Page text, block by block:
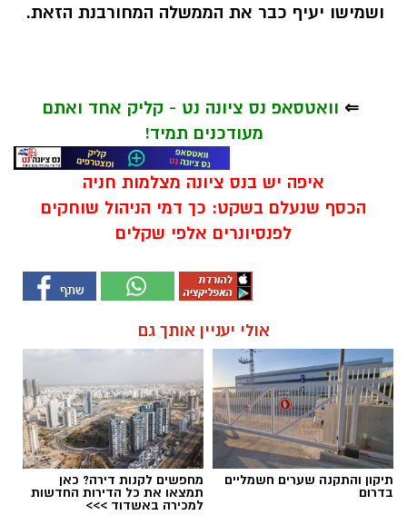
ושמישו יעיף כבר את הממשלה המחורבנת הזאת.
⇐ וואטסאפ נס ציונה נט - קליק אחד ואתם
מעודכנים תמיד!
איפה יש בנס ציונה מצלמות חניה
הכסף שנעלם בשקט: כך דמי הניהול שוחקים
לפנסיונרים אלפי שקלים
אולי יעניין אותך גם
תיקון והתקנה שערים חשמליים
בדרום
מחפשים לקנות דירה? כאן
תמצאו את כל הדירות החדשות
למכירה באשדוד >>>